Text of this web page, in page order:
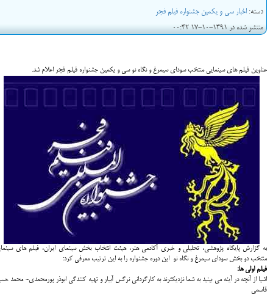
دسته: اخبار سی و یکمین جشنواره فیلم فجر
منتشر شده در 1391-10-17 00:42
عناوين فيلم هاي سينمايي منتخب سوداي سيمرغ و نگاه نو سي و يكمين جشنواره فيلم فجر اعلام شد.
به گزارش پایگاه پژوهشی، تحلیلی و خبری آکادمی هنر، هيئت انتخاب بخش سينماي ايران، فيلم هاي
منتخب دو بخش سوداي سيمرغ و نگاه نو اين دوره جشنواره را به اين ترتيب معرفي كرد:
فيلم اولي ها:
اشیا از آنچه در آینه می بینید به شما نزدیکترند به كارگرداني نرگس آبیار و تهيه كنندگي ابوذر پورمحمدی- محمد
قاسمی